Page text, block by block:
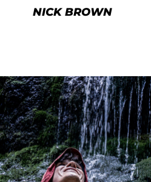
NICK BROWN